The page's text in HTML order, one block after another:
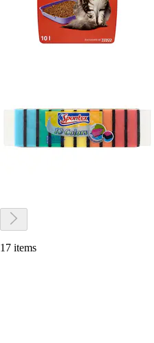
17 items